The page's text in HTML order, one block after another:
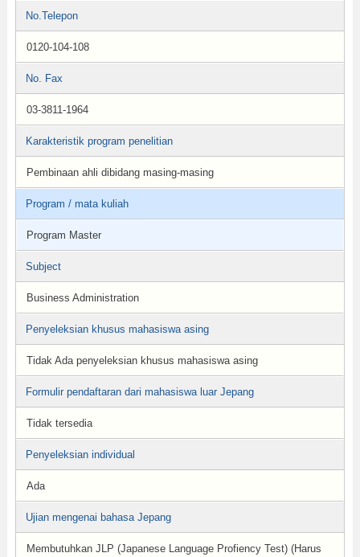
No.Telepon
0120-104-108
No. Fax
03-3811-1964
Karakteristik program penelitian
Pembinaan ahli dibidang masing-masing
Program / mata kuliah
Program Master
Subject
Business Administration
Penyeleksian khusus mahasiswa asing
Tidak Ada penyeleksian khusus mahasiswa asing
Formulir pendaftaran dari mahasiswa luar Jepang
Tidak tersedia
Penyeleksian individual
Ada
Ujian mengenai bahasa Jepang
Membutuhkan JLP (Japanese Language Profiency Test) (Harus